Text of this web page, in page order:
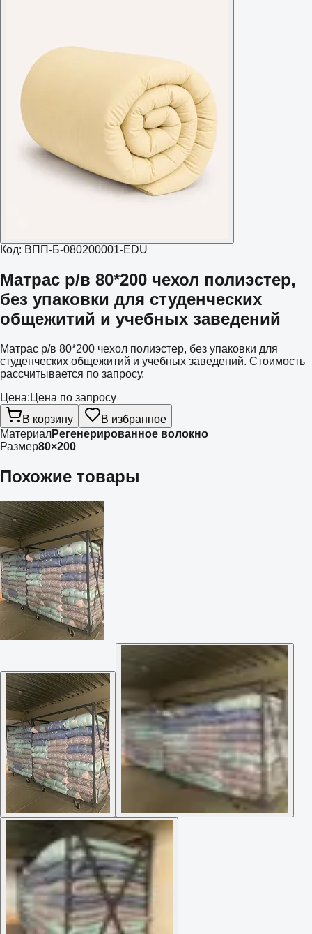
Код: ВПП-Б-080200001-EDU
Матрас р/в 80*200 чехол полиэстер,
без упаковки для студенческих
общежитий и учебных заведений
Матрас р/в 80*200 чехол полиэстер, без упаковки для
студенческих общежитий и учебных заведений. Стоимость
рассчитывается по запросу.
Цена: Цена по запросу
В корзину
В избранное
МатериалРегенерированное волокно
Размер80×200
Похожие товары